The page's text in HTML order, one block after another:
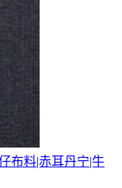
布料|赤耳丹宁|牛